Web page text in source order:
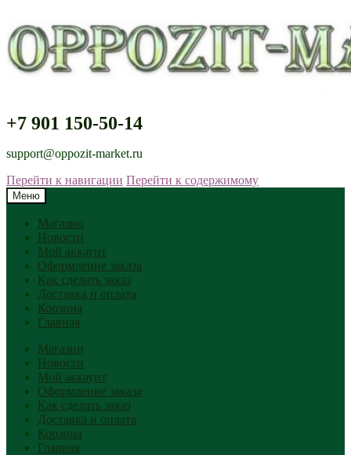
+7 901 150-50-14
support@oppozit-market.ru
Перейти к навигации Перейти к содержимому
Меню
Магазин
Новости
Мой аккаунт
Оформление заказа
Как сделать заказ
Доставка и оплата
Корзина
Главная
Магазин
Новости
Мой аккаунт
Оформление заказа
Как сделать заказ
Доставка и оплата
Корзина
Главная